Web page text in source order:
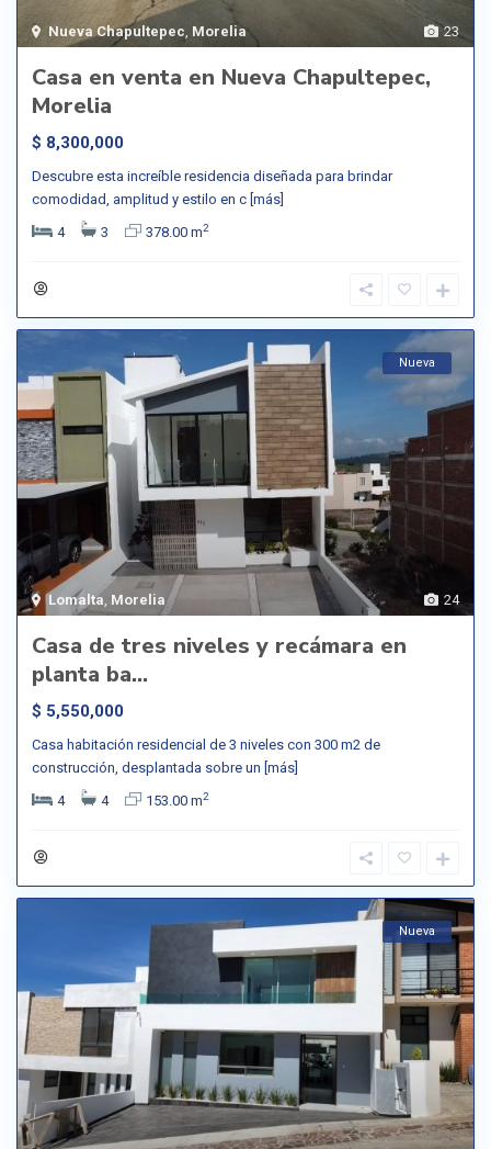
23
Nueva Chapultepec Morelia
Casa en venta en Nueva Chapultepec,
Morelia
$ 8,300,000
Descubre esta increíble residencia diseñada para brindar
comodidad, amplitud y estilo en c [más]
4
3 378.00 m2
24
Lomalta Morelia
Nueva
Casa de tres niveles y recámara en
planta ba...
$ 5,550,000
Casa habitación residencial de 3 niveles con 300 m2 de
construcción, desplantada sobre un [más]
4
4 153.00 m2
Nueva